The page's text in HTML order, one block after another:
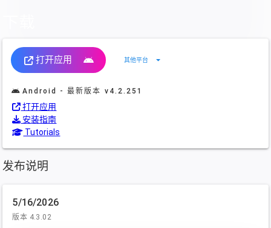
打开应用 其他平台 arrow_drop_down
Android - 最新版本 v4.2.251
打开应用
安装指南
Tutorials
发布说明
5/16/2026
版本 4.3.02